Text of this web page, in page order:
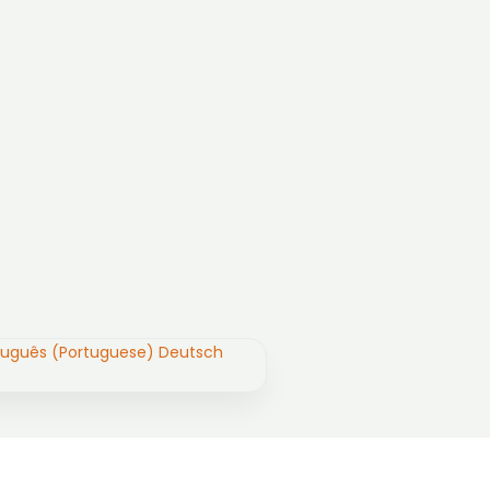
(Portuguese) Deutsch